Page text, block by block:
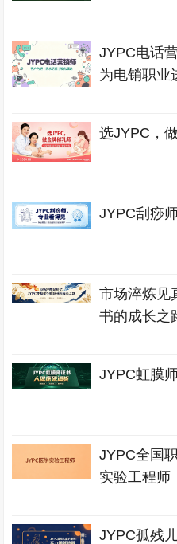
JYPC电话
为电销职业
选JYPC，
JYPC刮痧
市场淬炼见
书的成长之
JYPC虹膜
JYPC全国
实验工程师
JYPC孤残